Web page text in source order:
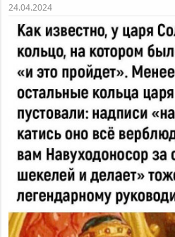
24.04.2024